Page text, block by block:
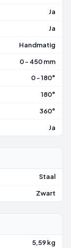
Ja
Ja
Handmatig
0 - 450 mm
0 - 180°
180°
360°
Ja
Staal
Zwart
5,59 kg